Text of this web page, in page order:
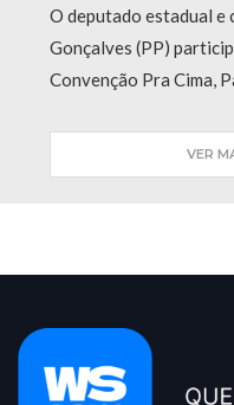
O deputado estadual e
Gonçalves (PP)
Convenção Pra Cima,
VER